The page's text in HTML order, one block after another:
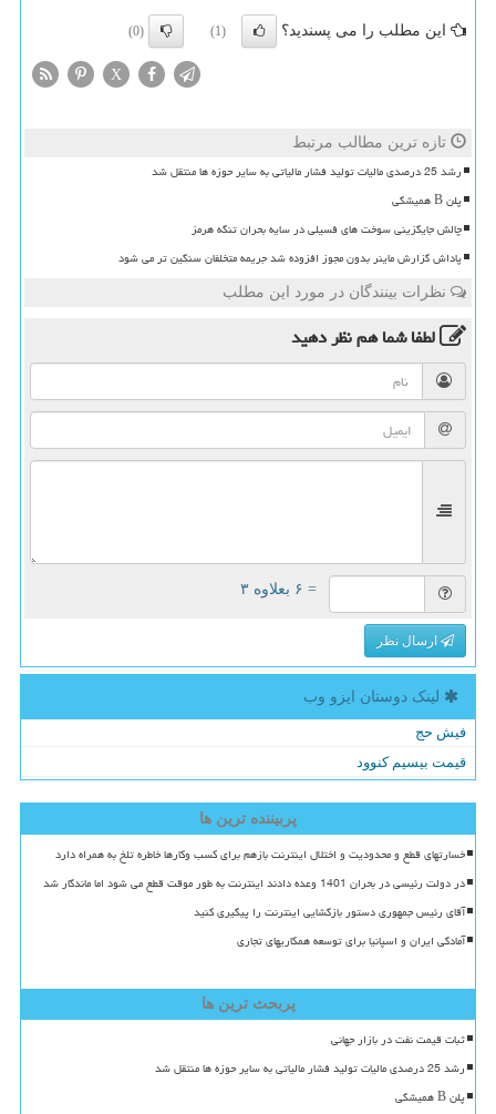
این مطلب را می پسندید؟ (1)
(0)
X
تازه ترین مطالب مرتبط
رشد 25 درصدی مالیات تولید فشار مالیاتی به سایر حوزه ها منتقل شد
پلن B همیشگی
چالش جایگزینی سوخت های فسیلی در سایه بحران تنگه هرمز
پاداش گزارش ماینر بدون مجوز افزوده شد جریمه متخلفان سنگین تر می شود
نظرات بینندگان در مورد این مطلب
لطفا شما همنظر دهید
= ۶ بعلاوه ۳
ارسال نظر
لینک دوستان ایزو وب
فیش حج
قیمت بیسیم کنوود
پربیننده ترین ها
خسارتهای قطع و محدودیت و اختلال اینترنت بازهم برای کسب وکارها خاطره تلخ به همراه دارد
در دولت رئیسی در بحران 1401 وعده دادند اینترنت به طور موقت قطع می شود اما ماندگار شد
آقای رئیس جمهوری دستور بازگشایی اینترنت را پیگیری کنید
آمادگی ایران و اسپانیا برای توسعه همکاریهای تجاری
پربحث ترین ها
ثبات قیمت نفت در بازار جهانی
رشد 25 درصدی مالیات تولید فشار مالیاتی به سایر حوزه ها منتقل شد
پلن B همیشگی